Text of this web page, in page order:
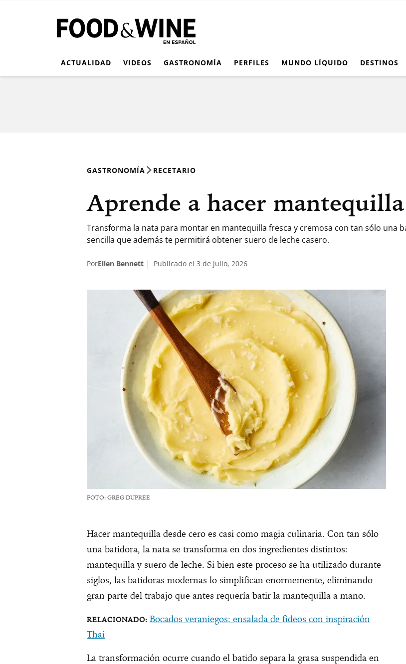
ACTUALIDAD VIDEOS GASTRONOMÍA PERFILES MUNDO LÍQUIDO DESTINOS
GASTRONOMÍA RECETARIO
Aprende a hacer mantequilla
Transforma la nata para montar en mantequilla fresca y cremosa con tan sólo una
sencilla que además te permitirá obtener suero de leche casero.
PorEllen Bennett Publicado el 3 de julio, 2026
FOTO: GREG DUPREE
Hacer mantequilla desde cero es casi como magia culinaria. Con tan sólo
una batidora, la nata se transforma en dos ingredientes distintos:
mantequilla y suero de leche. Si bien este proceso se ha utilizado durante
siglos, las batidoras modernas lo simplifican enormemente, eliminando
gran parte del trabajo que antes requería batir la mantequilla a mano.
Bocados veraniegos: ensalada de fideos con inspiración
Thai
La transformación ocurre cuando el batido separa la grasa suspendida en